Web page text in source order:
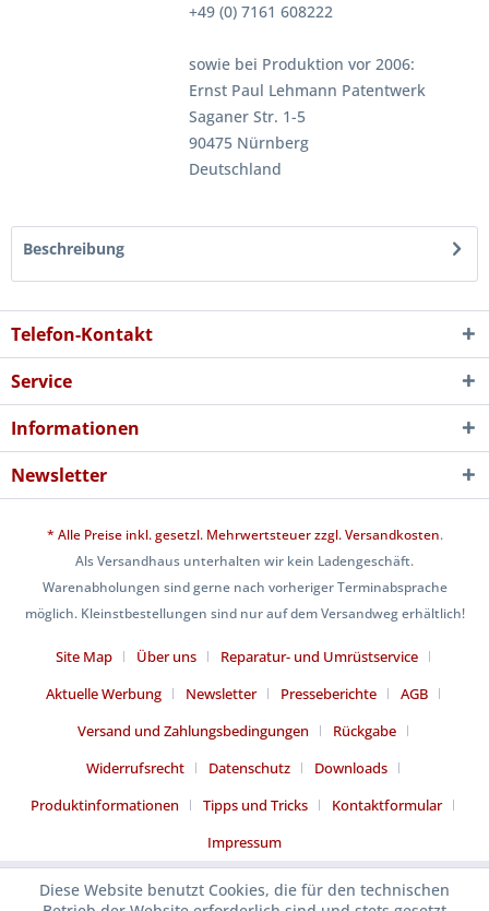
+49 (0) 7161 608222
sowie bei Produktion vor 2006:
Ernst Paul Lehmann Patentwerk
Saganer Str. 1-5
90475 Nürnberg
Deutschland
Beschreibung
Telefon-Kontakt
Service
Informationen
Newsletter
* Alle Preise inkl. gesetzl. Mehrwertsteuer zzgl.Versandkosten.
Als Versandhaus unterhalten wir kein Ladengeschäft.
Warenabholungen sind gerne nach vorheriger Terminabsprache
möglich. Kleinstbestellungen sind nur auf dem Versandweg erhältlich!
Site Map Über uns
Reparatur- und Umrüstservice
Aktuelle Werbung
Newsletter Presseberichte
AGB
Versand und Zahlungsbedingungen
Rückgabe
Widerrufsrecht
Datenschutz
Downloads
Produktinformationen
Tipps und Tricks
Kontaktformular
Impressum
Diese Website benutzt Cookies, die für den technischen